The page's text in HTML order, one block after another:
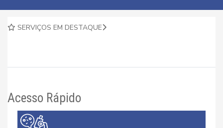
SERVIÇOS EM DESTAQUE
Acesso Rápido